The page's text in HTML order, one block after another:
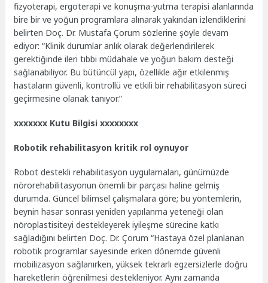
fizyoterapi, ergoterapi ve konuşma-yutma terapisi alanlarında
bire bir ve yoğun programlara alınarak yakından izlendiklerini
belirten Doç. Dr. Mustafa Çorum sözlerine şöyle devam
ediyor: “Klinik durumlar anlık olarak değerlendirilerek
gerektiğinde ileri tıbbi müdahale ve yoğun bakım desteği
sağlanabiliyor. Bu bütüncül yapı, özellikle ağır etkilenmiş
hastaların güvenli, kontrollü ve etkili bir rehabilitasyon süreci
geçirmesine olanak tanıyor.”
xxxxxxx Kutu Bilgisi xxxxxxxx
Robotik rehabilitasyon kritik rol oynuyor
Robot destekli rehabilitasyon uygulamaları, günümüzde
nörorehabilitasyonun önemli bir parçası haline gelmiş
durumda. Güncel bilimsel çalışmalara göre; bu yöntemlerin,
beynin hasar sonrası yeniden yapılanma yeteneği olan
nöroplastisiteyi destekleyerek iyileşme sürecine katkı
sağladığını belirten Doç. Dr. Çorum “Hastaya özel planlanan
robotik programlar sayesinde erken dönemde güvenli
mobilizasyon sağlanırken, yüksek tekrarlı egzersizlerle doğru
hareketlerin öğrenilmesi destekleniyor. Aynı zamanda